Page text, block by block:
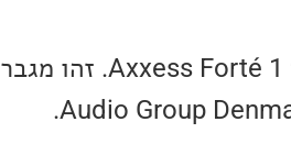
הפעם הגיע אלינו לסקירה מגבר משולב All In One מדגם Axxess Forté 1. זהו מגבר